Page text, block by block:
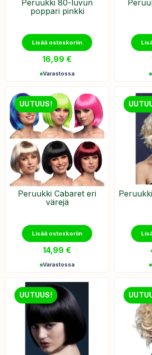
Peruukki 80-luvun
poppari pinkki
Lisää ostoskoriin
16,99 €
Varastossa
UUTUUS!
Peruukki Cabaret eri
värejä
Lisää ostoskoriin
14,99 €
Varastossa
UUTUUS!